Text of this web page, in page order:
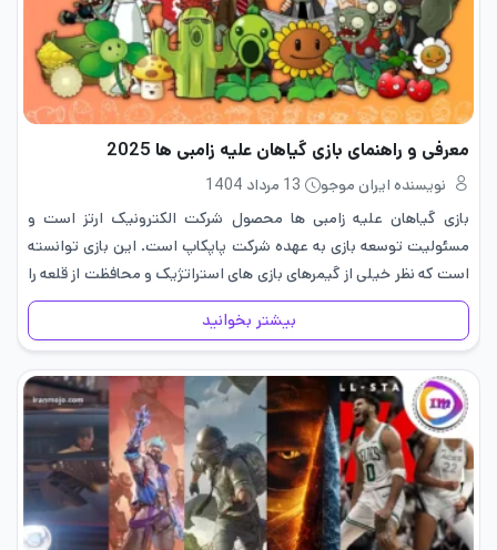
معرفی و راهنمای بازی گیاهان علیه زامبی ها 2025
نویسنده ایران موجو
13 مرداد 1404
بازی گیاهان علیه زامبی‌ ها محصول شرکت الکترونیک ارتز است و
مسئولیت توسعه بازی به عهده شرکت پاپکاپ است. این بازی توانسته
است که نظر خیلی از گیمرهای بازی های استراتژیک و محافظت از قلعه را
جلب کند و همینطور…
بیشتر بخوانید